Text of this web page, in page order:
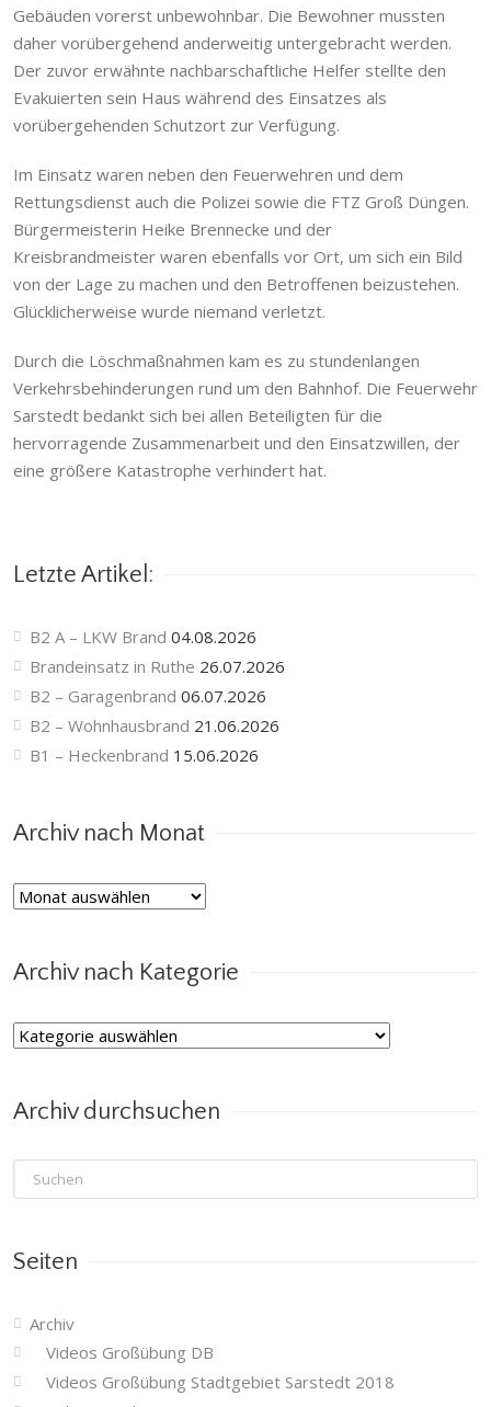
Gebäuden vorerst unbewohnbar. Die Bewohner mussten
daher vorübergehend anderweitig untergebracht werden.
Der zuvor erwähnte nachbarschaftliche Helfer stellte den
Evakuierten sein Haus während des Einsatzes als
vorübergehenden Schutzort zur Verfügung.
Im Einsatz waren neben den Feuerwehren und dem
Rettungsdienst auch die Polizei sowie die FTZ Groß Düngen.
Bürgermeisterin Heike Brennecke und der
Kreisbrandmeister waren ebenfalls vor Ort, um sich ein Bild
von der Lage zu machen und den Betroffenen beizustehen.
Glücklicherweise wurde niemand verletzt.
Durch die Löschmaßnahmen kam es zu stundenlangen
Verkehrsbehinderungen rund um den Bahnhof. Die Feuerwehr
Sarstedt bedankt sich bei allen Beteiligten für die
hervorragende Zusammenarbeit und den Einsatzwillen, der
eine größere Katastrophe verhindert hat.
Letzte Artikel:
B2 A – LKW Brand 04.08.2026
Brandeinsatz in Ruthe 26.07.2026
B2 – Garagenbrand 06.07.2026
B2 – Wohnhausbrand 21.06.2026
B1 – Heckenbrand 15.06.2026
Archiv nach Monat
Archiv
Archiv nach Kategorie
Archiv
Archiv durchsuchen
Seiten
Archiv
Videos Großübung DB
Videos Großübung Stadtgebiet Sarstedt 2018